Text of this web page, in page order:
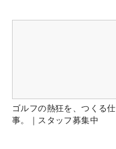
ゴルフの熱狂を、つくる仕
事。｜スタッフ募集中